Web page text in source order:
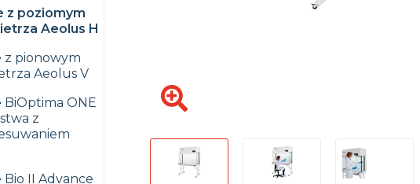
z poziomym
Aeolus H
z pionowym
Aeolus V
ONE
z
II Advance